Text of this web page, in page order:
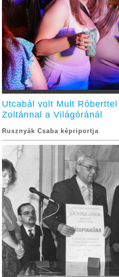
Utcabál volt Mult
Zoltánnal a Világóránál
Rusznyák Csaba képriportja